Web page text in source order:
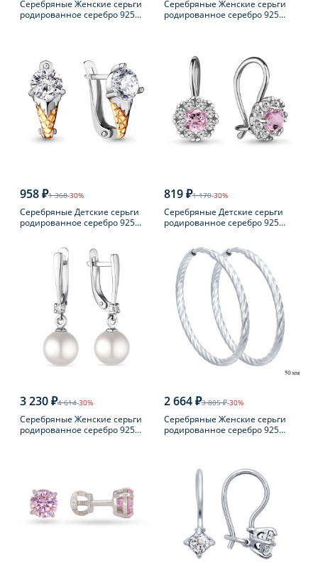
Серебряные Женские серьги
родированное серебро 925
Серебряные Женские серьги
родированное серебро 925
958 ₽1 368-30%
Серебряные Детские серьги
родированное серебро 925
819 ₽1 170-30%
Серебряные Детские серьги
родированное серебро 925
3 230 ₽4 614-30%
Серебряные Женские серьги
родированное серебро 925
2 664 ₽3 805 ₽-30%
Серебряные Женские серьги
родированное серебро 925